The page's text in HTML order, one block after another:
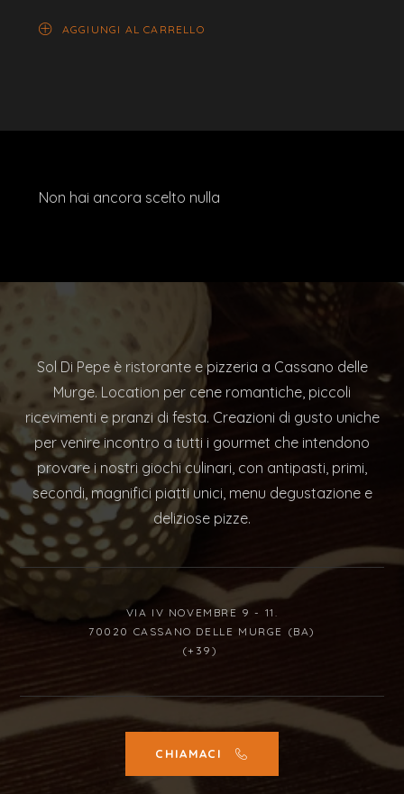
AGGIUNGI AL CARRELLO
Non hai ancora scelto nulla
Sol Di Pepe è ristorante e pizzeria a Cassano delle
Murge. Location per cene romantiche, piccoli
ricevimenti e pranzi di festa. Creazioni di gusto uniche
per venire incontro a tutti i gourmet che intendono
provare i nostri giochi culinari, con antipasti, primi,
secondi, magnifici piatti unici, menu degustazione e
deliziose pizze.
VIA IV NOVEMBRE 9 - 11.
70020 CASSANO DELLE MURGE (BA)
(+39)
CHIAMACI